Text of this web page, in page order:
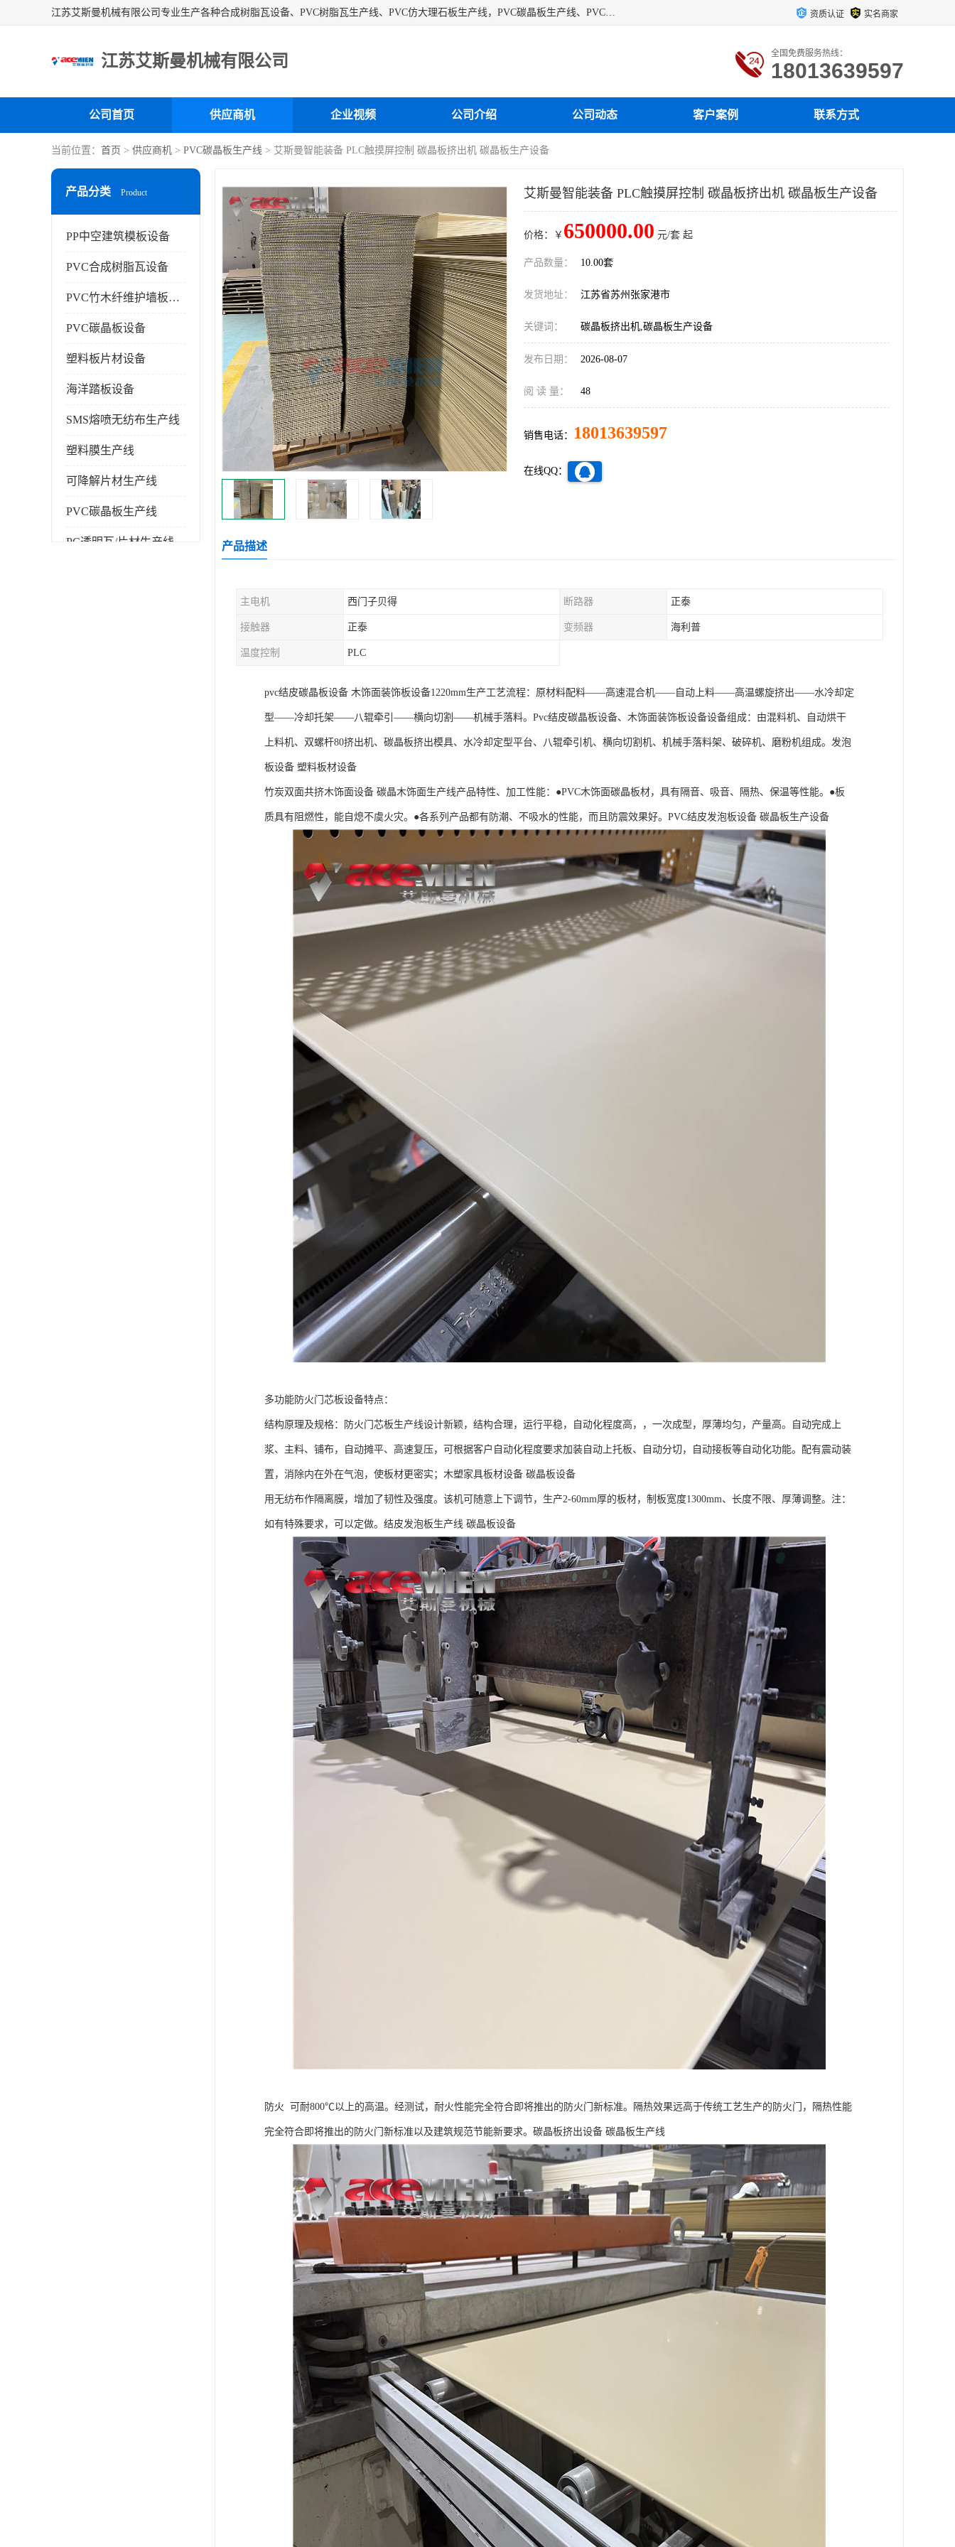
江苏艾斯曼机械有限公司专业生产各种合成树脂瓦设备、PVC树脂瓦生产线、PVC仿大理石板生产线，PVC碳晶板生产线、PVC护墙板生产线，PVC格栅板生产线、PVC扣板生产线、塑料建筑模板生产线。操作方便，性能稳定，价格合理，质量保障。 资质认证 实名商家
江苏艾斯曼机械有限公司 全国免费服务热线：
18013639597
公司首页 供应商机 企业视频 公司介绍 公司动态 客户案例 联系方式
当前位置： 首页 > 供应商机 > PVC碳晶板生产线 > 艾斯曼智能装备 PLC触摸屏控制 碳晶板挤出机 碳晶板生产设备
产品分类 Product
PP中空建筑模板设备
PVC合成树脂瓦设备
PVC竹木纤维护墙板设备
PVC碳晶板设备
塑料板片材设备
海洋踏板设备
SMS熔喷无纺布生产线
塑料膜生产线
可降解片材生产线
PVC碳晶板生产线
PC透明瓦/片材生产线
艾斯曼智能装备 PLC触摸屏控制 碳晶板挤出机 碳晶板生产设备
价格：￥ 650000.00 元/套 起
产品数量： 10.00套
发货地址： 江苏省苏州张家港市
关键词： 碳晶板挤出机,碳晶板生产设备
发布日期： 2026-08-07
阅 读 量： 48
销售电话： 18013639597
在线QQ：
产品描述
主电机 西门子贝得 断路器 正泰
接触器 正泰 变频器 海利普
温度控制 PLC
pvc结皮碳晶板设备 木饰面装饰板设备1220mm生产工艺流程：原材料配料——高速混合机——自动上料——高温螺旋挤出——水冷却定
型——冷却托架——八辊牵引——横向切割——机械手落料。Pvc结皮碳晶板设备、木饰面装饰板设备设备组成：由混料机、自动烘干
上料机、双螺杆80挤出机、碳晶板挤出模具、水冷却定型平台、八辊牵引机、横向切割机、机械手落料架、破碎机、磨粉机组成。发泡
板设备 塑料板材设备
竹炭双面共挤木饰面设备 碳晶木饰面生产线产品特性、加工性能：●PVC木饰面碳晶板材，具有隔音、吸音、隔热、保温等性能。●板
质具有阻燃性，能自熄不虞火灾。●各系列产品都有防潮、不吸水的性能，而且防震效果好。PVC结皮发泡板设备 碳晶板生产设备
多功能防火门芯板设备特点：
结构原理及规格：防火门芯板生产线设计新颖，结构合理，运行平稳，自动化程度高，，一次成型，厚薄均匀，产量高。自动完成上
浆、主料、铺布，自动摊平、高速复压，可根据客户自动化程度要求加装自动上托板、自动分切，自动接板等自动化功能。配有震动装
置，消除内在外在气泡，使板材更密实；木塑家具板材设备 碳晶板设备
用无纺布作隔离膜，增加了韧性及强度。该机可随意上下调节，生产2-60mm厚的板材，制板宽度1300mm、长度不限、厚薄调整。注：
如有特殊要求，可以定做。结皮发泡板生产线 碳晶板设备
防火 可耐800℃以上的高温。经测试，耐火性能完全符合即将推出的防火门新标准。隔热效果远高于传统工艺生产的防火门，隔热性能
完全符合即将推出的防火门新标准以及建筑规范节能新要求。碳晶板挤出设备 碳晶板生产线